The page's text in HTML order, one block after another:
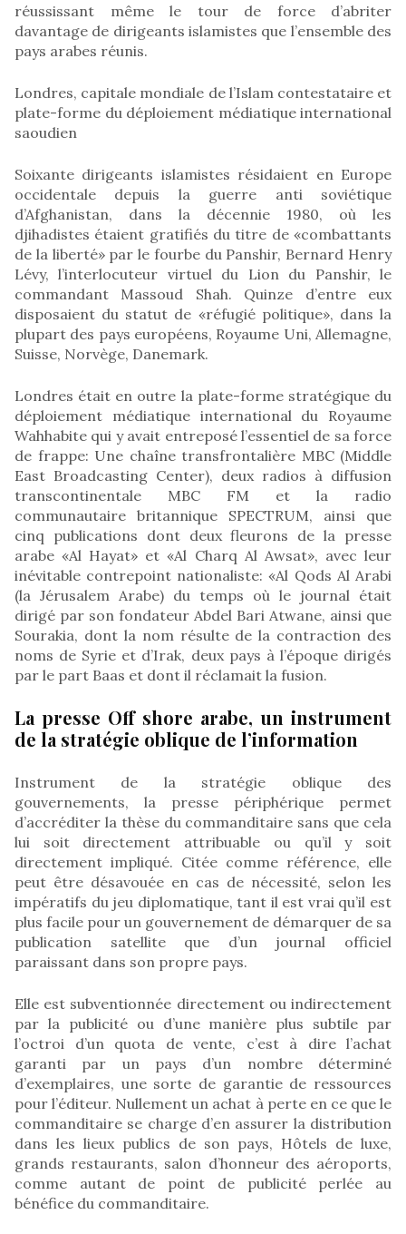
réussissant même le tour de force d’abriter
davantage de dirigeants islamistes que l’ensemble des
pays arabes réunis.
Londres, capitale mondiale de l’Islam contestataire et
plate-forme du déploiement médiatique international
saoudien
Soixante dirigeants islamistes résidaient en Europe
occidentale depuis la guerre anti soviétique
d’Afghanistan, dans la décennie 1980, où les
djihadistes étaient gratifiés du titre de «combattants
de la liberté» par le fourbe du Panshir, Bernard Henry
Lévy, l’interlocuteur virtuel du Lion du Panshir, le
commandant Massoud Shah. Quinze d’entre eux
disposaient du statut de «réfugié politique», dans la
plupart des pays européens, Royaume Uni, Allemagne,
Suisse, Norvège, Danemark.
Londres était en outre la plate-forme stratégique du
déploiement médiatique international du Royaume
Wahhabite qui y avait entreposé l’essentiel de sa force
de frappe: Une chaîne transfrontalière MBC (Middle
East Broadcasting Center), deux radios à diffusion
transcontinentale MBC FM et la radio
communautaire britannique SPECTRUM, ainsi que
cinq publications dont deux fleurons de la presse
arabe «Al Hayat» et «Al Charq Al Awsat», avec leur
inévitable contrepoint nationaliste: «Al Qods Al Arabi
(la Jérusalem Arabe) du temps où le journal était
dirigé par son fondateur Abdel Bari Atwane, ainsi que
Sourakia, dont la nom résulte de la contraction des
noms de Syrie et d’Irak, deux pays à l’époque dirigés
par le part Baas et dont il réclamait la fusion.
La presse Off shore arabe, un instrument
de la stratégie oblique de l’information
Instrument de la stratégie oblique des
gouvernements, la presse périphérique permet
d’accréditer la thèse du commanditaire sans que cela
lui soit directement attribuable ou qu’il y soit
directement impliqué. Citée comme référence, elle
peut être désavouée en cas de nécessité, selon les
impératifs du jeu diplomatique, tant il est vrai qu’il est
plus facile pour un gouvernement de démarquer de sa
publication satellite que d’un journal officiel
paraissant dans son propre pays.
Elle est subventionnée directement ou indirectement
par la publicité ou d’une manière plus subtile par
l’octroi d’un quota de vente, c’est à dire l’achat
garanti par un pays d’un nombre déterminé
d’exemplaires, une sorte de garantie de ressources
pour l’éditeur. Nullement un achat à perte en ce que le
commanditaire se charge d’en assurer la distribution
dans les lieux publics de son pays, Hôtels de luxe,
grands restaurants, salon d’honneur des aéroports,
comme autant de point de publicité perlée au
bénéfice du commanditaire.